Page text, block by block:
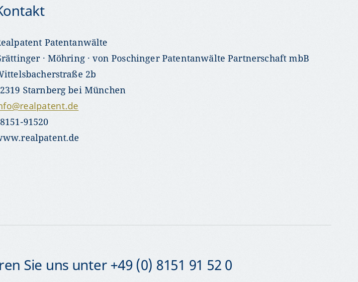
Patentanwälte
· Möhring · von Poschinger Patentanwälte Partnerschaft mbB
2b
Starnberg bei München
91520
Sie uns unter +49 (0) 8151 91 52 0